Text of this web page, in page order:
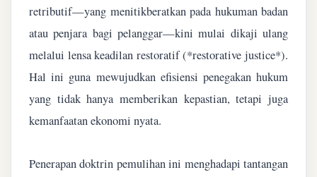
retributif—yang menitikberatkan pada hukuman badan
atau penjara bagi pelanggar—kini mulai dikaji ulang
melalui lensa keadilan restoratif (*restorative justice*).
Hal ini guna mewujudkan efisiensi penegakan hukum
yang tidak hanya memberikan kepastian, tetapi juga
kemanfaatan ekonomi nyata.
Penerapan doktrin pemulihan ini menghadapi tantangan